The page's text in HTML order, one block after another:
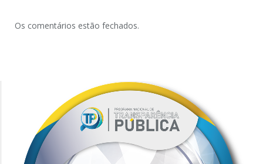
Os comentários estão fechados.